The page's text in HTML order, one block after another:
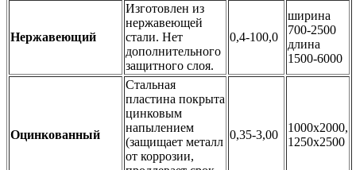
Нержавеющий
Изготовлен из
нержавеющей
стали. Нет
дополнительного
защитного слоя.
0,4-100,0
ширина
700-2500
длина
1500-6000
Оцинкованный
Стальная
пластина покрыта
цинковым
напылением
(защищает металл
от коррозии,
0,35-3,00
1000х2000,
1250х2500